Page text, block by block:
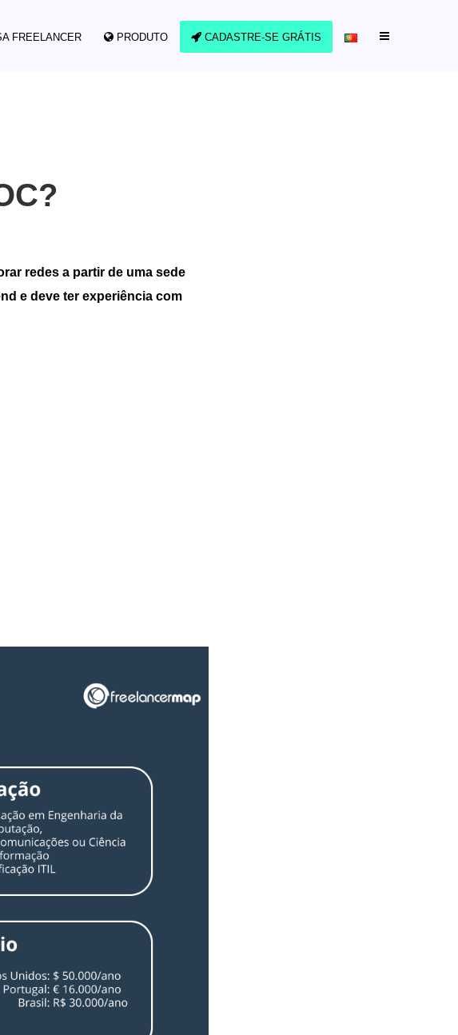
FREELANCER PRODUTO CADASTRE-SE GRÁTIS
redes a partir de uma sede
e deve ter experiência com